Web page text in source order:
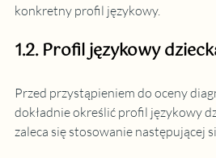
konkretny profil językowy.
1.2. Profil językowy
Przed przystąpieniem do oceny
dokładnie określić profil językowy
zaleca się stosowanie następującej